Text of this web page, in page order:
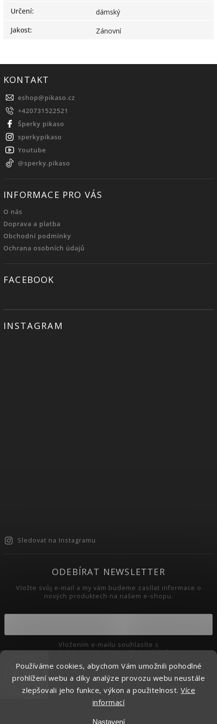
Používáme cookies, abychom Vám umožnili pohodlné
prohlížení webu a díky analýze provozu webu neustále
zlepšovali jeho funkce, výkon a použitelnost. Více
informací
Nastavení
Určení:
dámský
Jakost: Zánovní
KONTAKT
eshop@pikaso.cz
+420731522521
Šperky pikaso
sperkypikaso
Youtube
@sperky.pikaso
INFORMACE PRO VÁS
O nás
Doprava a platba
Obchodní podmínky
Ochrana osobních údajů
FACEBOOK
INSTAGRAM
Sledovat na Instagramu
ODEBÍRAT NEWSLETTER
Vložte svůj e-mail a my vám budeme zasílat informace o
nových produktech na našem e-shopu.
podmínkami ochrany osobních údajů
Přihlásit se